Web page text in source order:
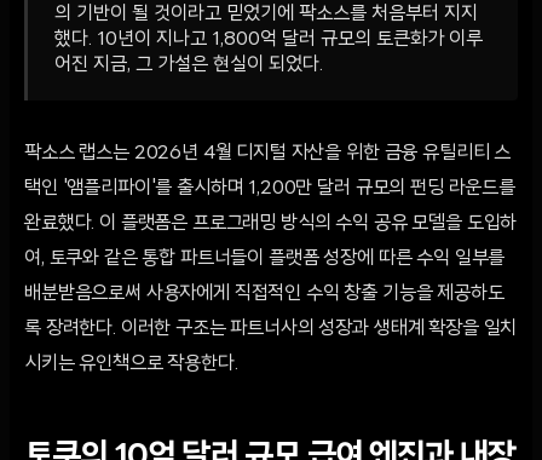
의 기반이 될 것이라고 믿었기에 팍소스를 처음부터 지지
했다. 10년이 지나고 1,800억 달러 규모의 토큰화가 이루
어진 지금, 그 가설은 현실이 되었다.
팍소스 랩스는 2026년 4월 디지털 자산을 위한 금융 유틸리티 스
택인 '앰플리파이'를 출시하며 1,200만 달러 규모의 펀딩 라운드를
완료했다. 이 플랫폼은 프로그래밍 방식의 수익 공유 모델을 도입하
여, 토쿠와 같은 통합 파트너들이 플랫폼 성장에 따른 수익 일부를
배분받음으로써 사용자에게 직접적인 수익 창출 기능을 제공하도
록 장려한다. 이러한 구조는 파트너사의 성장과 생태계 확장을 일치
시키는 유인책으로 작용한다.